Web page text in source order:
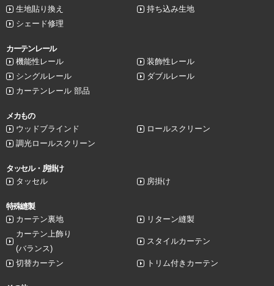
生地貼り換え
持ち込み生地
シェード修理
カーテンレール
機能性レール
装飾性レール
シングルレール
ダブルレール
カーテンレール 部品
メカもの
ウッドブラインド
ロールスクリーン
調光ロールスクリーン
タッセル・房掛け
タッセル
房掛け
特殊縫製
カーテン裏地
リターン縫製
カーテン上飾り
(バランス)
スタイルカーテン
切替カーテン トリム付きカーテン